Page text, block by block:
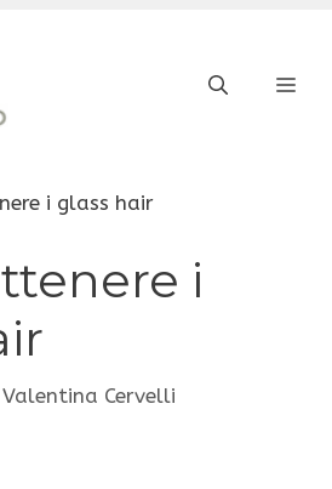
i glass hair
i
Valentina Cervelli